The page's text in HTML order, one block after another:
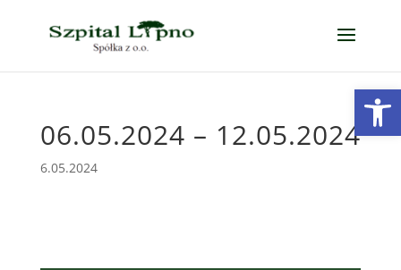
06.05.2024 – 12.05.2024
6.05.2024